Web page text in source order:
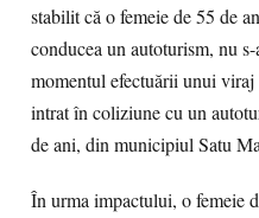
stabilit că o femeie de 55 de
conducea un autoturism, nu
momentul efectuării unui viraj
intrat în coliziune cu un
de ani, din municipiul Satu
În urma impactului, o femeie